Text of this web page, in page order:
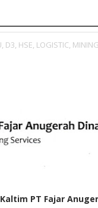
D3, HSE, LOGISTIC,
PT Fajar